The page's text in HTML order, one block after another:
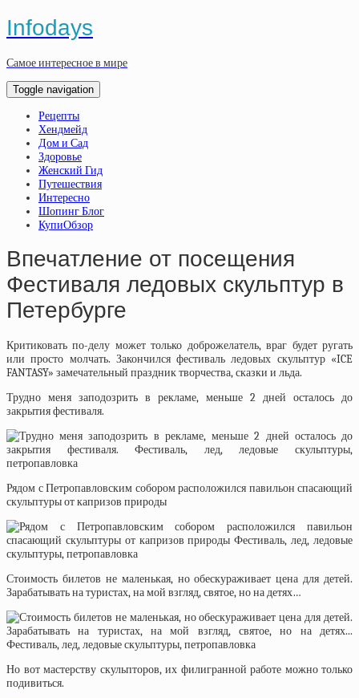
Infodays
Самое интересное в мире
Toggle navigation
Рецепты
Хендмейд
Дом и Сад
Здоровье
Женский Гид
Путешествия
Интересно
Шопинг Блог
КупиОбзор
Впечатление от посещения
Фестиваля ледовых скульптур в
Петербурге
Критиковать по-делу может только доброжелатель, враг будет ругать
или просто молчать. Закончилсяфестиваль ледовых скульптур «ICE
FANTASY» замечательный праздник творчества, сказки и льда.
Трудно меня заподозрить в рекламе, меньше 2 дней осталось до
закрытия фестиваля.
Рядом с Петропавловским собором расположился павильон спасающий
скульптуры от капризов природы
Стоимость билетов не маленькая, но обескураживает цена для детей.
Зарабатывать на туристах, на мой взгляд, святое, но на детях…
Но вот мастерству скульпторов, их филигранной работе можно только
подивиться.